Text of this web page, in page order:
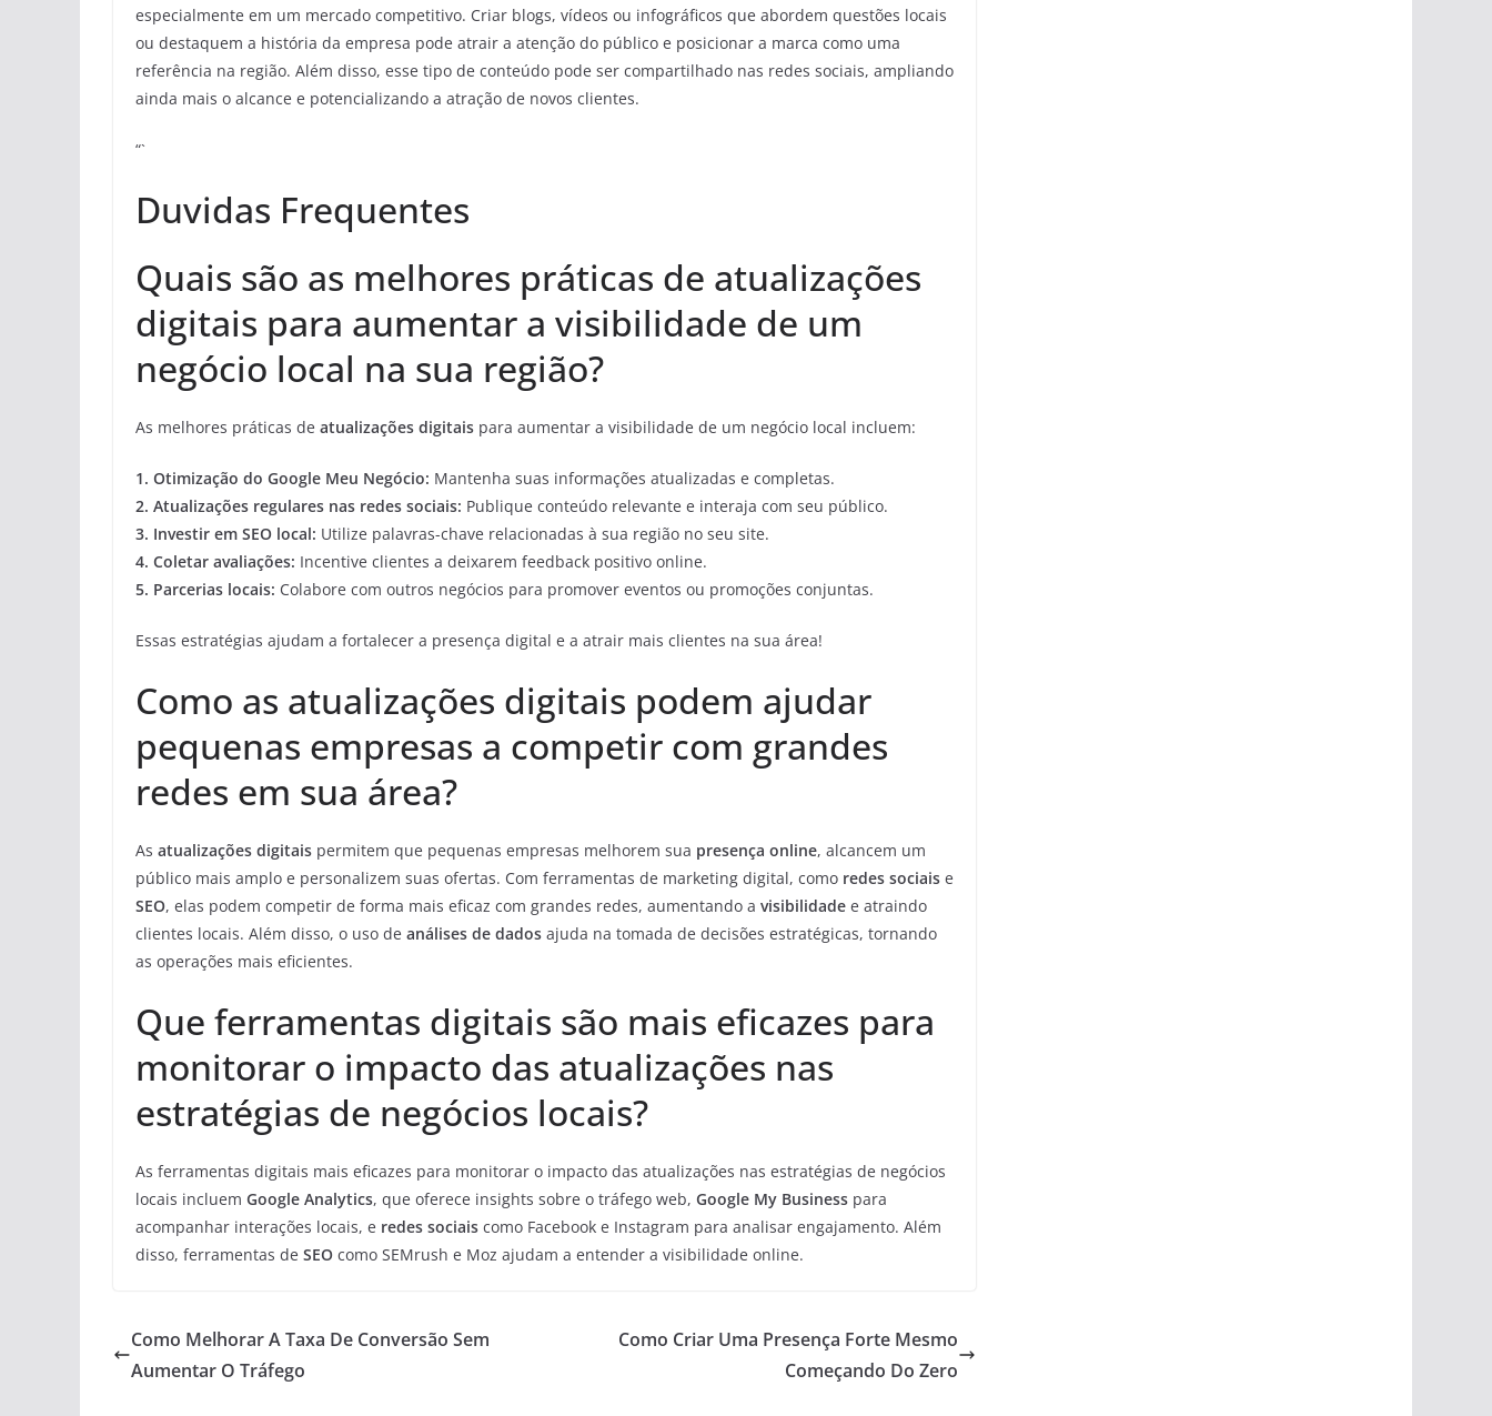
especialmente em um mercado competitivo. Criar blogs, vídeos ou infográficos que abordem questões locais
ou destaquem a história da empresa pode atrair a atenção do público e posicionar a marca como uma
referência na região. Além disso, esse tipo de conteúdo pode ser compartilhado nas redes sociais, ampliando
ainda mais o alcance e potencializando a atração de novos clientes.
“`
Duvidas Frequentes
Quais são as melhores práticas de atualizações
digitais para aumentar a visibilidade de um
negócio local na sua região?
As melhores práticas de atualizações digitais para aumentar a visibilidade de um negócio local incluem:
1. Otimização do Google Meu Negócio: Mantenha suas informações atualizadas e completas.
2. Atualizações regulares nas redes sociais: Publique conteúdo relevante e interaja com seu público.
3. Investir em SEO local: Utilize palavras-chave relacionadas à sua região no seu site.
4. Coletar avaliações: Incentive clientes a deixarem feedback positivo online.
5. Parcerias locais: Colabore com outros negócios para promover eventos ou promoções conjuntas.
Essas estratégias ajudam a fortalecer a presença digital e a atrair mais clientes na sua área!
Como as atualizações digitais podem ajudar
pequenas empresas a competir com grandes
redes em sua área?
As atualizações digitais permitem que pequenas empresas melhorem sua presença online, alcancem um
público mais amplo e personalizem suas ofertas. Com ferramentas de marketing digital, como redes sociais e
SEO, elas podem competir de forma mais eficaz com grandes redes, aumentando a visibilidade e atraindo
clientes locais. Além disso, o uso de análises de dados ajuda na tomada de decisões estratégicas, tornando
as operações mais eficientes.
Que ferramentas digitais são mais eficazes para
monitorar o impacto das atualizações nas
estratégias de negócios locais?
As ferramentas digitais mais eficazes para monitorar o impacto das atualizações nas estratégias de negócios
locais incluem Google Analytics, que oferece insights sobre o tráfego web, Google My Business para
acompanhar interações locais, e redes sociais como Facebook e Instagram para analisar engajamento. Além
disso, ferramentas de SEO como SEMrush e Moz ajudam a entender a visibilidade online.
Como Melhorar A Taxa De Conversão Sem
Aumentar O Tráfego
Como Criar Uma Presença Forte Mesmo
Começando Do Zero